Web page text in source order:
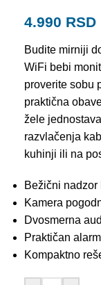
4.990 RSD
Budite mirniji
WiFi bebi
proverite sobu
praktična
žele
razvlačenja
kuhinji ili na
Bežični
Kamera
Dvosmerna
Praktičan
Kompaktno